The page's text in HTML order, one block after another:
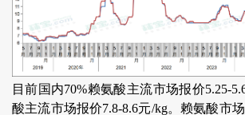
目前国内70%赖氨酸主流市场报价5.25-
酸主流市场报价7.8-8.6元/kg。赖氨酸市